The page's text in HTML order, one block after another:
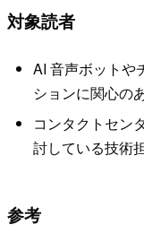
対象読者
AI 音声ボットや
ションに関心の
コンタクトセン
討している技術
参考